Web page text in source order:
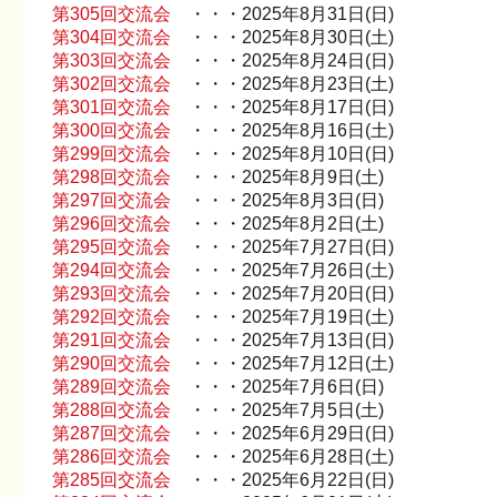
第305回交流会 ・・・2025年8月31日(日)
第304回交流会 ・・・2025年8月30日(土)
第303回交流会 ・・・2025年8月24日(日)
第302回交流会 ・・・2025年8月23日(土)
第301回交流会 ・・・2025年8月17日(日)
第300回交流会 ・・・2025年8月16日(土)
第299回交流会 ・・・2025年8月10日(日)
第298回交流会 ・・・2025年8月9日(土)
第297回交流会 ・・・2025年8月3日(日)
第296回交流会 ・・・2025年8月2日(土)
第295回交流会 ・・・2025年7月27日(日)
第294回交流会 ・・・2025年7月26日(土)
第293回交流会 ・・・2025年7月20日(日)
第292回交流会 ・・・2025年7月19日(土)
第291回交流会 ・・・2025年7月13日(日)
第290回交流会 ・・・2025年7月12日(土)
第289回交流会 ・・・2025年7月6日(日)
第288回交流会 ・・・2025年7月5日(土)
第287回交流会 ・・・2025年6月29日(日)
第286回交流会 ・・・2025年6月28日(土)
第285回交流会 ・・・2025年6月22日(日)